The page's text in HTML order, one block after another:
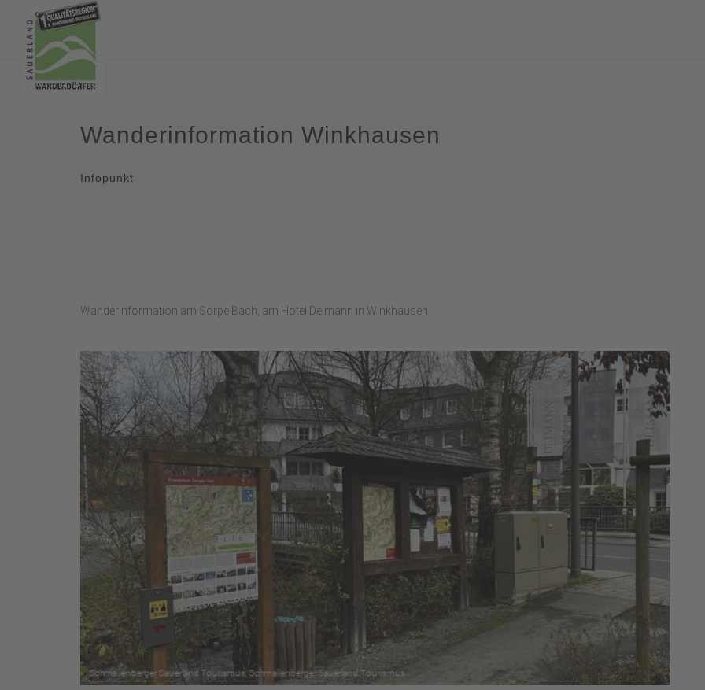
Wanderinformation Winkhausen
Infopunkt
Wanderinformation am Sorpe Bach, am Hotel Deimann in Winkhausen.